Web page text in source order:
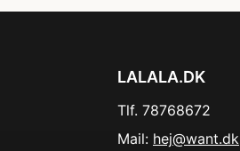
LALALA.DK
Tlf. 78768672
Mail: hej@want.dk